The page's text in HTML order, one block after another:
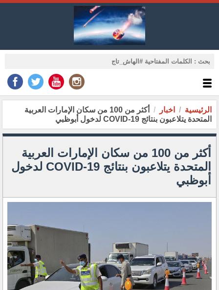
الرئيسية اخبار
أكثر من 100 من سكان الإمارات العربية
المتحدة يتلاعبون بنتائج COVID-19 لدخول أبوظبي
أكثر من 100 من سكان الإمارات العربية
المتحدة يتلاعبون بنتائج COVID-19 لدخول
أبوظبي